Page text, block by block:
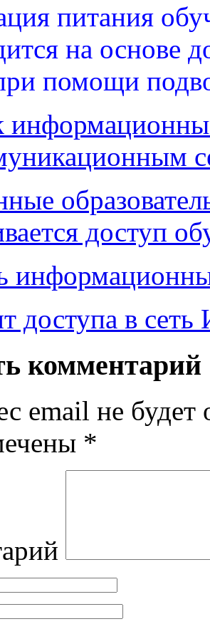
питания
на основе
помощи
доступ
доступа в сеть
комментарий
email не будет
*